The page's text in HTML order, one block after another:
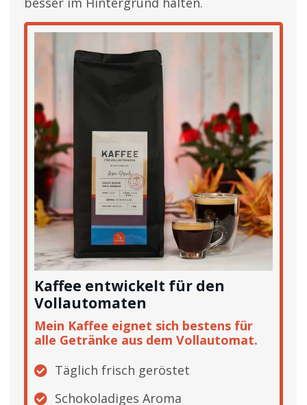
Kaffee entwickelt für den
Vollautomaten
Mein Kaffee eignet sich bestens für
alle Getränke aus dem Vollautomat.
Täglich frisch geröstet
Schokoladiges Aroma